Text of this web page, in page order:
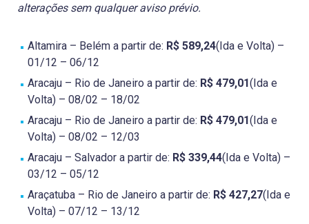
alterações sem qualquer aviso prévio.
Altamira – Belém a partir de: R$ 589,24(Ida e Volta) –
01/12 – 06/12
Aracaju – Rio de Janeiro a partir de: R$ 479,01(Ida e
Volta) – 08/02 – 18/02
Aracaju – Rio de Janeiro a partir de: R$ 479,01(Ida e
Volta) – 08/02 – 12/03
Aracaju – Salvador a partir de: R$ 339,44(Ida e Volta) –
03/12 – 05/12
Araçatuba – Rio de Janeiro a partir de: R$ 427,27(Ida e
Volta) – 07/12 – 13/12